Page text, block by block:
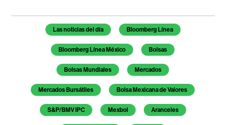
Temas de este artículo
Las noticias del día Bloomberg Línea
Bloomberg Línea México Bolsas
Bolsas Mundiales Mercados
Mercados Bursátiles Bolsa Mexicana de Valores
S&P/BMV IPC Mexbol Aranceles